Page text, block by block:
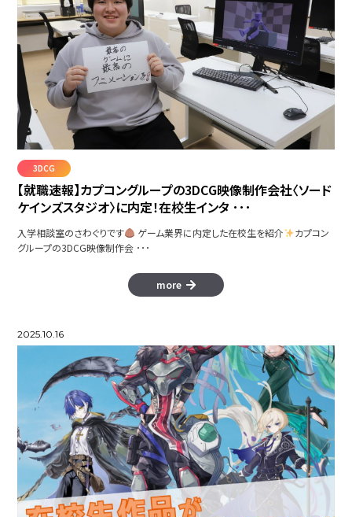
PRISMFLASH
SHAPE LINE
3DCG
【就職速報】カプコングループの3DCG映像制作会社〈ソード
ケインズスタジオ〉に内定！在校生インタ ･･･
入学相談室のさわぐりです ゲーム業界に内定した在校生を紹介
カプコン
グループの3DCG映像制作会 ･･･
more
2025.10.16